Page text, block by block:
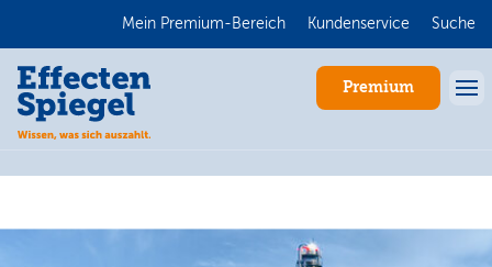
Mein Premium-Bereich Kundenservice Suche
Premium